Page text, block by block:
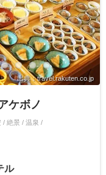
出典：travel.rakuten.co.jp
ケボノ
/ 絶景 / 温泉 /
ル